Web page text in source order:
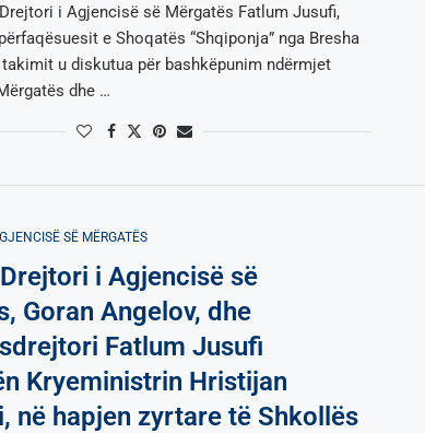
i Agjencisë së Mërgatës Fatlum Jusufi,
e Shoqatës “Shqiponja” nga Bresha
u diskutua për bashkëpunim ndërmjet
dhe …
SË МËRGATËS
i Agjencisë së
Goran Angelov, dhe
Fatlum Jusufi
Kryeministrin Hristijan
në hapjen zyrtare të Shkollës